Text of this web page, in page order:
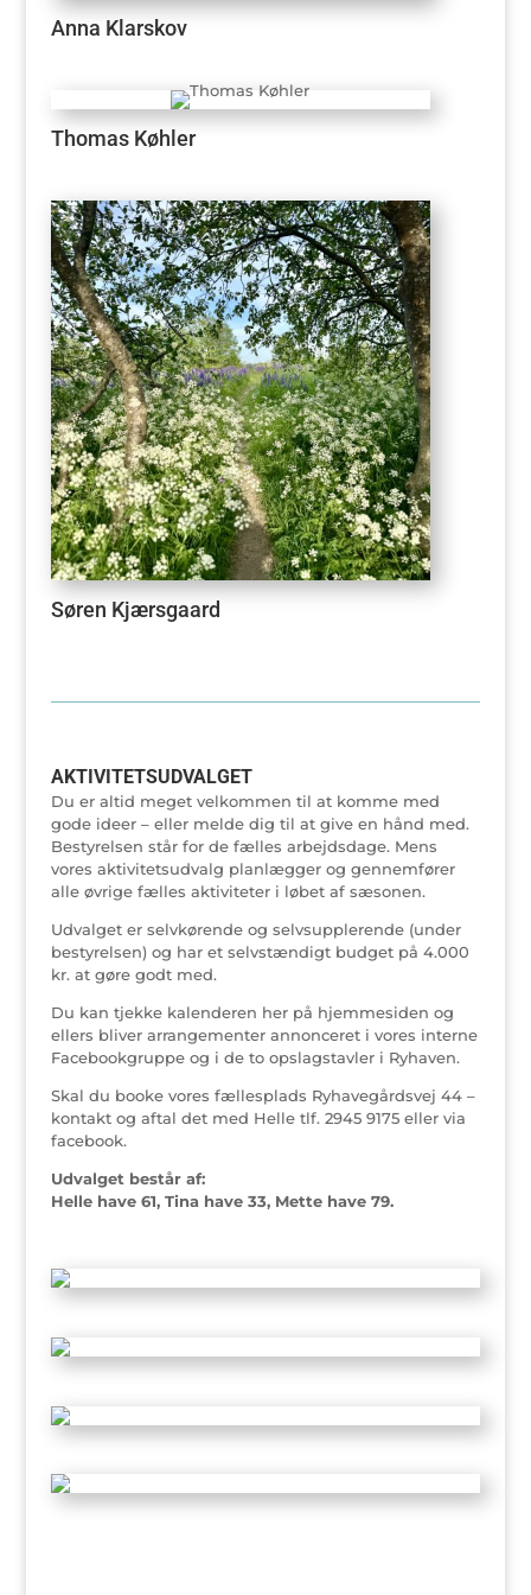
Anna Klarskov
Thomas Køhler
Søren Kjærsgaard
AKTIVITETSUDVALGET
Du er altid meget velkommen til at komme med
gode ideer – eller melde dig til at give en hånd med.
Bestyrelsen står for de fælles arbejdsdage. Mens
vores aktivitetsudvalg planlægger og gennemfører
alle øvrige fælles aktiviteter i løbet af sæsonen.
Udvalget er selvkørende og selvsupplerende (under
bestyrelsen) og har et selvstændigt budget på 4.000
kr. at gøre godt med.
Du kan tjekke kalenderen her på hjemmesiden og
ellers bliver arrangementer annonceret i vores interne
Facebookgruppe og i de to opslagstavler i Ryhaven.
Skal du booke vores fællesplads Ryhavegårdsvej 44 –
kontakt og aftal det med Helle tlf. 2945 9175 eller via
facebook.
Udvalget består af:
Helle have 61, Tina have 33, Mette have 79.